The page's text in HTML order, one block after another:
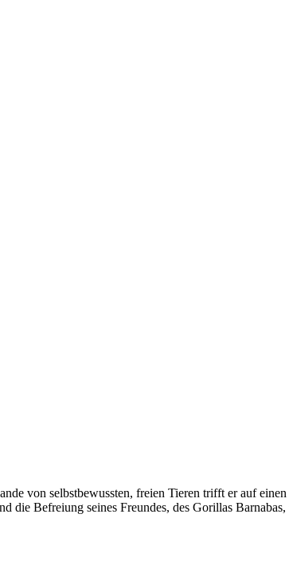
von selbstbewussten, freien Tieren trifft er auf
die Befreiung seines Freundes, des Gorillas